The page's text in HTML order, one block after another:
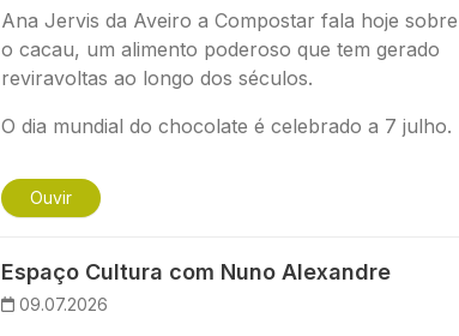
Ana Jervis da Aveiro a Compostar fala hoje sobre
o cacau, um alimento poderoso que tem gerado
reviravoltas ao longo dos séculos.
O dia mundial do chocolate é celebrado a 7 julho.
Ouvir
Espaço Cultura com Nuno Alexandre
09.07.2026